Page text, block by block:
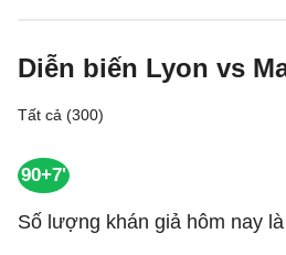
Diễn biến Lyon vs
Tất cả (300)
90+7'
Số lượng khán giả hôm nay